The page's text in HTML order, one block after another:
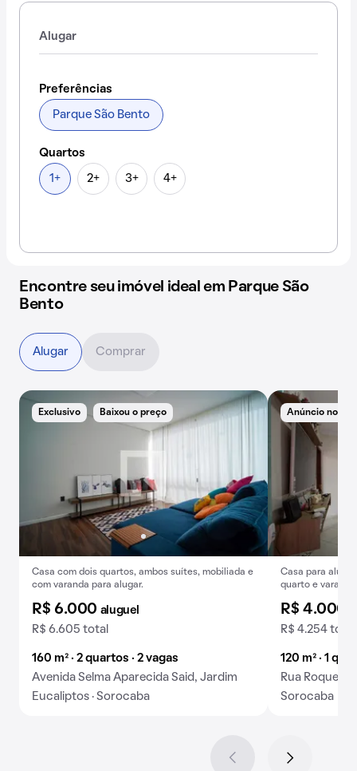
Alugar
Preferências
Parque São Bento
Quartos
1+ 2+ 3+ 4+
Encontre seu imóvel ideal em Parque São
Bento
Exclusivo Baixou o preço
Casa com dois quartos, ambos suítes, mobiliada e
com varanda para alugar.
R$ 6.000 aluguel
R$ 6.605 total
160 m² · 2 quartos · 2 vagas
Avenida Selma Aparecida Said, Jardim
Eucaliptos · Sorocaba
Anúncio novo
Casa para
quarto e
R$ 4.000
R$ 4.254 total
120 m² · 1
Rua Roque
Sorocaba
Alugar Comprar